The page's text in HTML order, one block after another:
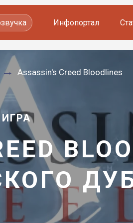
Инфопортал
Assassin's Creed Bloodlines
ИГРА
—